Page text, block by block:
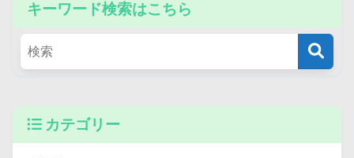
キーワード検索はこちら
カテゴリー